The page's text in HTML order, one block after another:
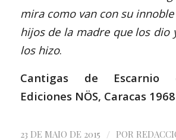
mira como van con su
hijos de la madre que los dio
los hizo.
Cantigas de Escarnio
Ediciones NÖS, Caracas 1968
23 DE MAIO DE 2015 / POR